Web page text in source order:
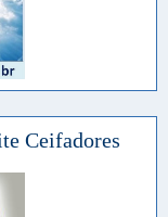
Ceifadores